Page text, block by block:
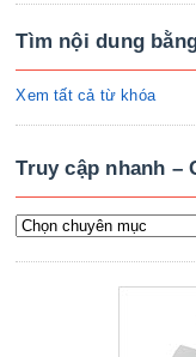
Tìm nội dung
Xem tất cả từ khóa
Truy cập nhanh –